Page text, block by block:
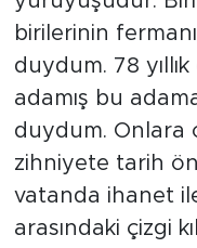
birilerinin
duydum. 78
adamış bu
duydum. Onlara
zihniyete tarih
vatanda ihanet
arasındaki çizgi